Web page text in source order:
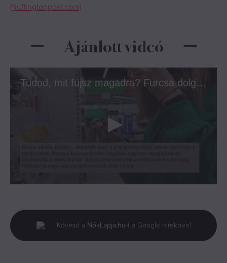
(huffingtonpost.com)
Ajánlott videó
Tudod, mit fújsz magadra? Furcsa dolgok lehetnek a kedvenc parfümjeidben
minute,
42
seconds
Kövesd a NőkLapja.hu-t a Google hírekben!